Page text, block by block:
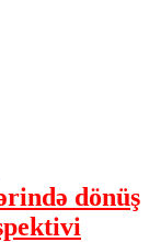
dönüş